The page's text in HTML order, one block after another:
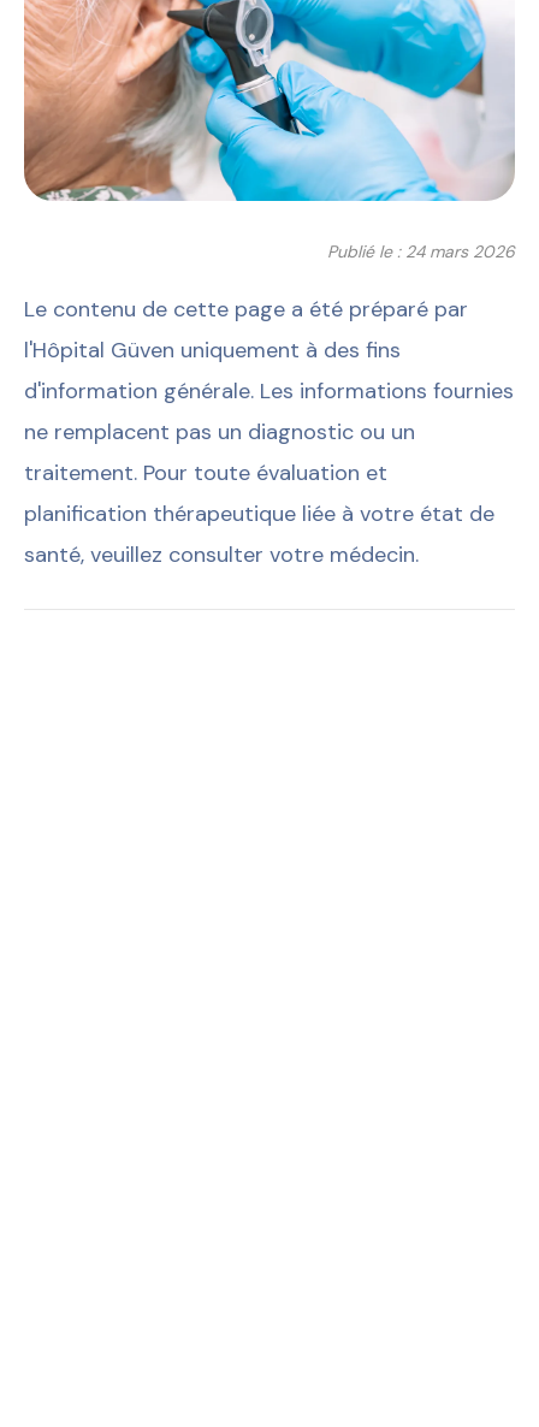
Publié le : 24 mars 2026
Le contenu de cette page a été préparé par
l'Hôpital Güven uniquement à des fins
d'information générale. Les informations fournies
ne remplacent pas un diagnostic ou un
traitement. Pour toute évaluation et
planification thérapeutique liée à votre état de
santé, veuillez consulter votre médecin.